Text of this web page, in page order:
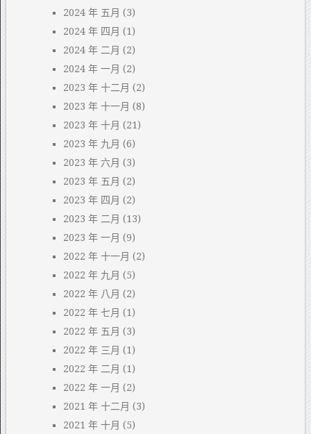
2024 年 五月 (3)
2024 年 四月 (1)
2024 年 二月 (2)
2024 年 一月 (2)
2023 年 十二月 (2)
2023 年 十一月 (8)
2023 年 十月 (21)
2023 年 九月 (6)
2023 年 六月 (3)
2023 年 五月 (2)
2023 年 四月 (2)
2023 年 二月 (13)
2023 年 一月 (9)
2022 年 十一月 (2)
2022 年 九月 (5)
2022 年 八月 (2)
2022 年 七月 (1)
2022 年 五月 (3)
2022 年 三月 (1)
2022 年 二月 (1)
2022 年 一月 (2)
2021 年 十二月 (3)
2021 年 十月 (5)